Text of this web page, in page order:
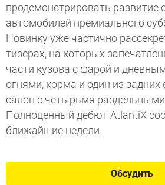
продемонстрировать развитие
автомобилей премиального
Новинку уже частично
тизерах, на которых
части кузова с фарой и
огнями, корма и один из
салон с четырьмя
Полноценный дебют AtlantiX
ближайшие недели.
Обсудить